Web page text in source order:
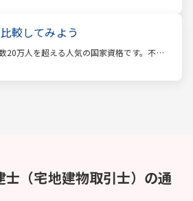
較してみよう
20万人を超える人気の国家資格です。不動
他業種、学生、主婦まで、さまざまな方が
士（宅地建物取引士） の通